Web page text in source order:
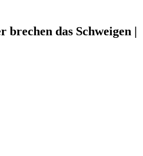
brechen das Schweigen |